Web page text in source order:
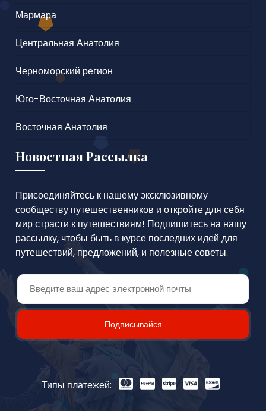
Мармара
Центральная Анатолия
Черноморский регион
Юго-Восточная Анатолия
Восточная Анатолия
Новостная Рассылка
Присоединяйтесь к нашему эксклюзивному
сообществу путешественников и откройте для себя
мир страсти к путешествиям! Подпишитесь на нашу
рассылку, чтобы быть в курсе последних идей для
путешествий, предложений, и полезные советы.
Подписывайся
Типы платежей: